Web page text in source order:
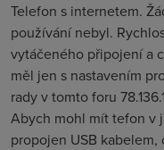
Telefon s internetem.
používání nebyl.
vytáčeného připojení a
měl jen s nastavením
rady v tomto foru
Abych mohl mít tefon v
propojen USB